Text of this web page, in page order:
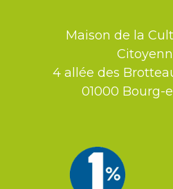
Maison de la
4 allée des
01000 Bourg-